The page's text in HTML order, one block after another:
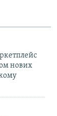
нових